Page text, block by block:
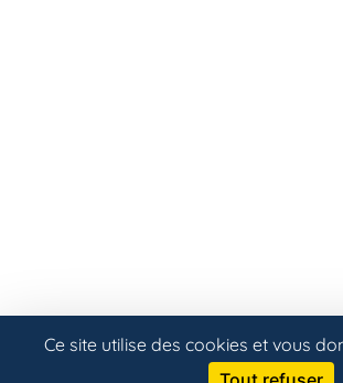
Ce site utilise des cookies et vous